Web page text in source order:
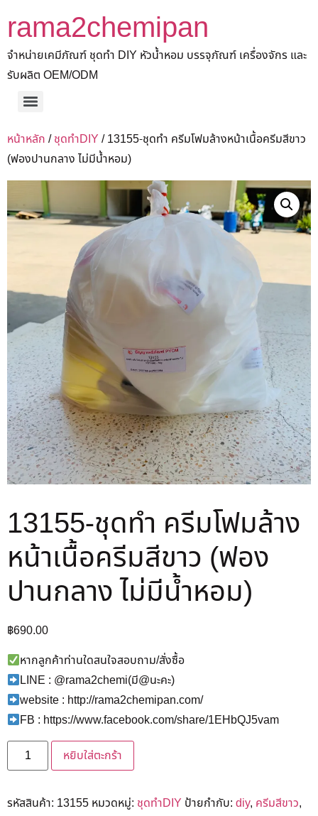
rama2chemipan
จำหน่ายเคมีภัณฑ์ ชุดทำ DIY หัวน้ำหอม บรรจุภัณฑ์ เครื่องจักร และ
รับผลิต OEM/ODM
หน้าหลัก /ชุดทำDIY / 13155-ชุดทำ ครีมโฟมล้างหน้าเนื้อครีมสีขาว
(ฟองปานกลาง ไม่มีน้ำหอม)
13155-ชุดทำ ครีมโฟมล้าง
หน้าเนื้อครีมสีขาว (ฟอง
ปานกลาง ไม่มีน้ำหอม)
฿690.00
หากลูกค้าท่านใดสนใจสอบถาม/สั่งซื้อ
LINE : @rama2chemi(มี@นะคะ)
website : http://rama2chemipan.com/
FB : https://www.facebook.com/share/1EHbQJ5vam
หยิบใส่ตะกร้า
รหัสสินค้า: 13155 หมวดหมู่: ชุดทำDIY ป้ายกำกับ: diy, ครีมสีขาว,